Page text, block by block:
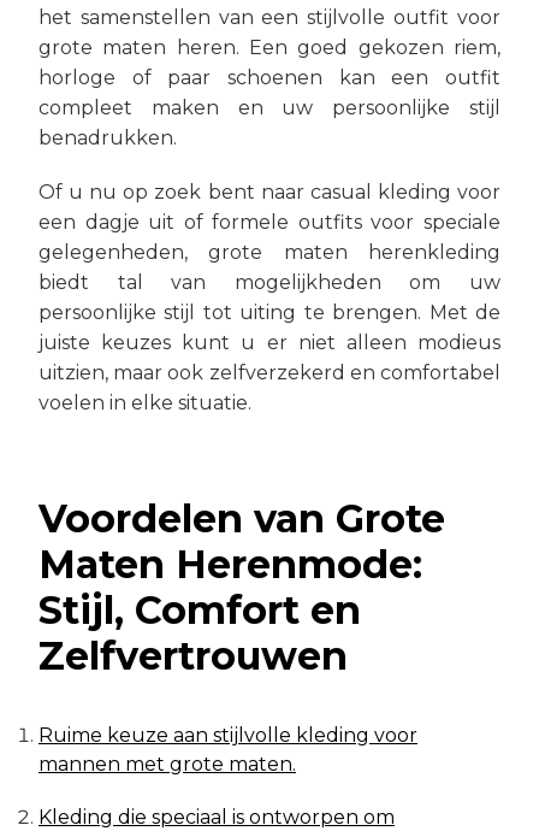
het samenstellen van een stijlvolle outfit voor
grote maten heren. Een goed gekozen riem,
horloge of paar schoenen kan een outfit
compleet maken en uw persoonlijke stijl
benadrukken.
Of u nu op zoek bent naar casual kleding voor
een dagje uit of formele outfits voor speciale
gelegenheden, grote maten herenkleding
biedt tal van mogelijkheden om uw
persoonlijke stijl tot uiting te brengen. Met de
juiste keuzes kunt u er niet alleen modieus
uitzien, maar ook zelfverzekerd en comfortabel
voelen in elke situatie.
Voordelen van Grote
Maten Herenmode:
Stijl, Comfort en
Zelfvertrouwen
Ruime keuze aan stijlvolle kleding voor
mannen met grote maten.
Kleding die speciaal is ontworpen om